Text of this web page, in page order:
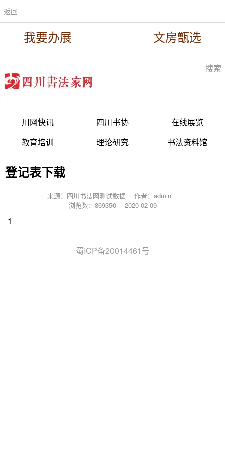
返回
我要办展 文房甑选
搜索
川网快讯 四川书协
在线展览
教育培训
理论研究 书法资料馆
登记表下载
来源：四川书法网测试数据
作者：admin
浏览数：869350
2020-02-09
1
蜀ICP备20014461号